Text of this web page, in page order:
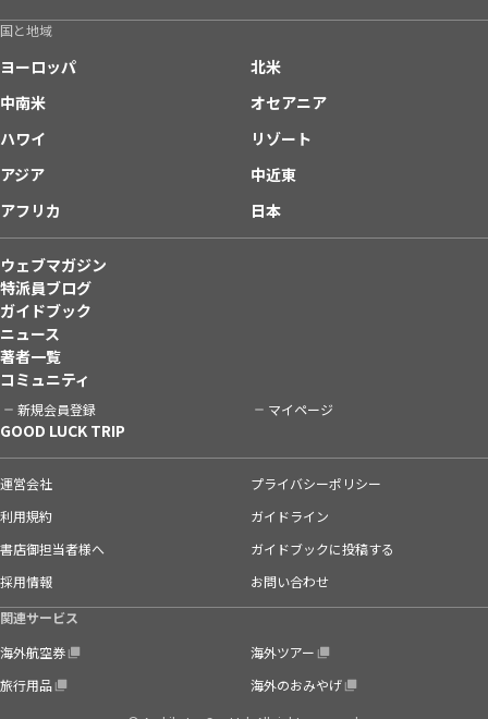
国と地域
ヨーロッパ
北米
中南米
オセアニア
ハワイ
リゾート
アジア
中近東
アフリカ
日本
ウェブマガジン
特派員ブログ
ガイドブック
ニュース
著者一覧
コミュニティ
新規会員登録 マイページ
GOOD LUCK TRIP
運営会社
プライバシーポリシー
利用規約
ガイドライン
書店御担当者様へ
ガイドブックに投稿する
採用情報
お問い合わせ
関連サービス
海外航空券
海外ツアー
旅行用品
海外のおみやげ